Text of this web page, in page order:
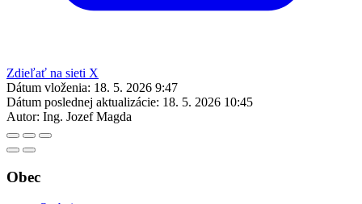
Zdieľať na sieti X
Dátum vloženia: 18. 5. 2026 9:47
Dátum poslednej aktualizácie: 18. 5. 2026 10:45
Autor: Ing. Jozef Magda
Obec